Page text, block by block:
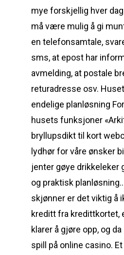
mye forskjellig hver
må være mulig å gi
en telefonsamtale,
sms, at epost har
avmelding, at postale
returadresse osv.
endelige planløsning
husets funksjoner
bryllupsdikt til kort
lydhør for våre ønsker
jenter gøye drikkeleker
og praktisk
skjønner er det viktig å
kreditt fra kredittkortet,
klarer å gjøre opp, og
spill på online casino.